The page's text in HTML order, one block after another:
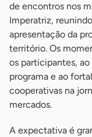
de encontros nos
Imperatriz,
apresentação da
território. Os
os participantes,
programa e ao
cooperativas na
mercados.
A expectativa é